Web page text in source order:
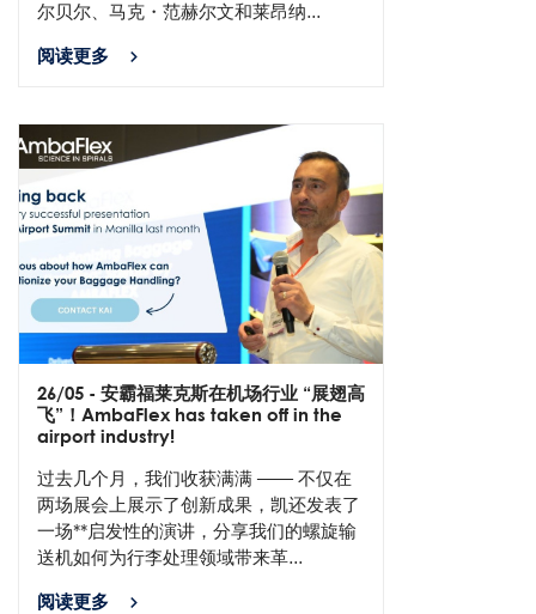
尔贝尔、马克・范赫尔文和莱昂纳...
阅读更多
26/05 - 安霸福莱克斯在机场行业 “展翅高
飞”！AmbaFlex has taken off in the
airport industry!
过去几个月，我们收获满满 —— 不仅在
两场展会上展示了创新成果，凯还发表了
一场**启发性的演讲，分享我们的螺旋输
送机如何为行李处理领域带来革...
阅读更多